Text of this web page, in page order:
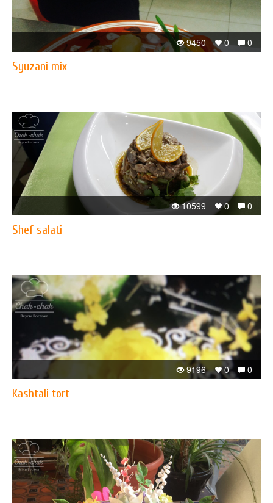
0
0
9450
Syuzani mix
0
0
10599
Shef salati
0
0
9196
Kashtali tort